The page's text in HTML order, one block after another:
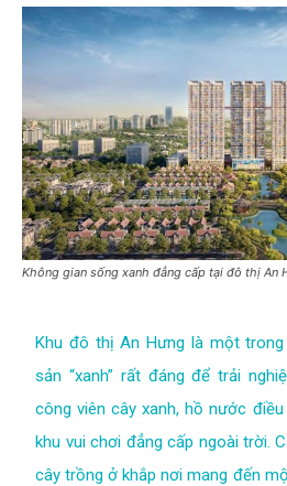
Không gian sống xanh đẳng cấp tại đô thị An
Khu đô thị An Hưng là một
sản “xanh” rất đáng để trải
công viên cây xanh, hồ nước
khu vui chơi đẳng cấp ngoài trời.
cây trồng ở khắp nơi mang đến